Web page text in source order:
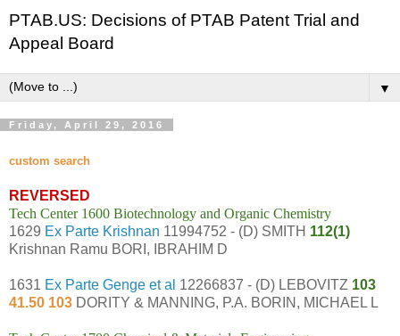
PTAB.US: Decisions of PTAB Patent Trial and
Appeal Board
▼
Friday, April 29, 2016
custom search
REVERSED
Tech Center 1600 Biotechnology and Organic Chemistry
1629 Ex Parte Krishnan 11994752 - (D) SMITH 112(1)
Krishnan Ramu BORI, IBRAHIM D
1631 Ex Parte Genge et al 12266837 - (D) LEBOVITZ 103
41.50 103 DORITY & MANNING, P.A. BORIN, MICHAEL L